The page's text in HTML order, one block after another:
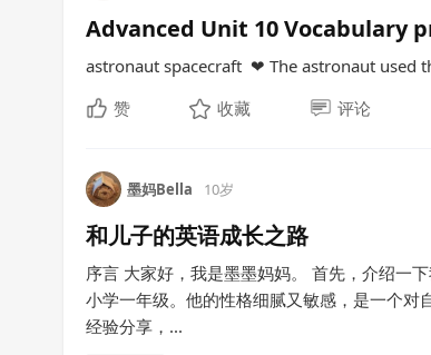
Advanced Unit 10 Vocabulary
astronaut spacecraft ❤ The astronaut used
赞
收藏 评论
墨妈Bella 10岁
和儿子的英语成长之路
序言 大家好，我是墨墨妈妈。 首先，介绍一
小学一年级。他的性格细腻又敏感，是一个
经验分享，...